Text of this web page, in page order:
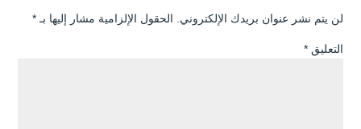
لن يتم نشر عنوان بريدك الإلكتروني. الحقول الإلزامية مشار إليها بـ *
التعليق *